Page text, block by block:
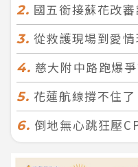
2. 國五銜接蘇花改審議過關 拚
3. 從救護現場到愛情現場！
4. 慈大附中路跑爆爭議！第
5. 花蓮航線撐不住了？載客僅2
6. 倒地無心跳狂壓CPR救回一命